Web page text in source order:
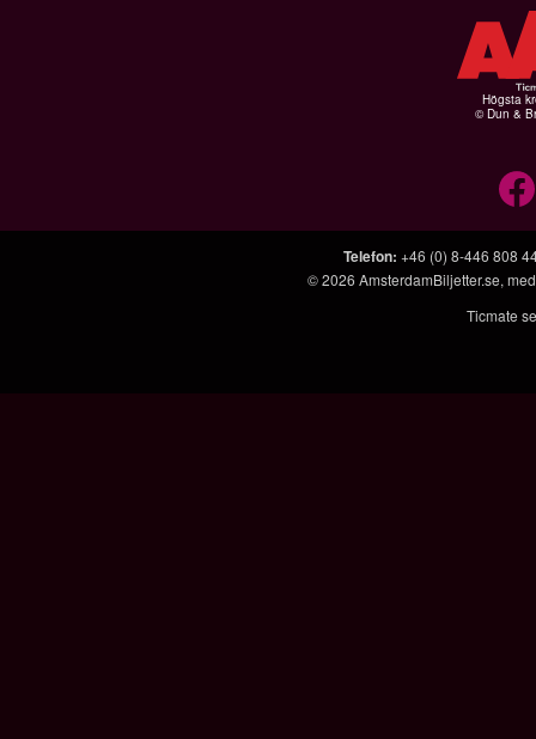
Högsta
© Dun &
Telefon: +46 (0) 8-446 808
© 2026 AmsterdamBiljetter.se,
Ticmate